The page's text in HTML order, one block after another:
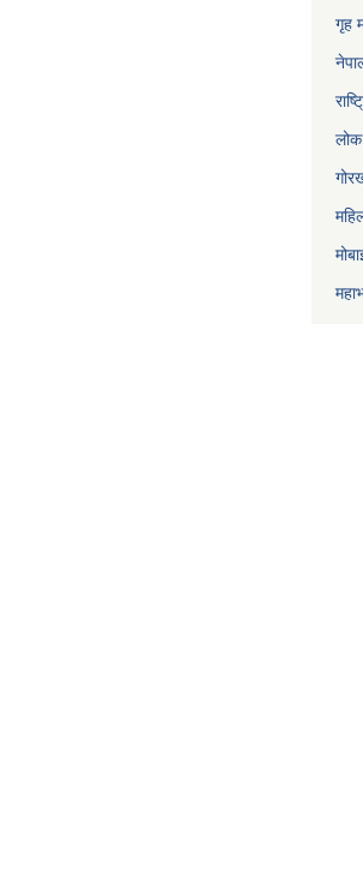
गृह